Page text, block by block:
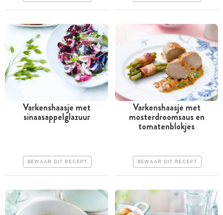
Minder dan 30 minuten
Makkelijk
Varkenshaasje met
sinaasappelglazuur
BEWAAR DIT RECEPT
Minder dan 30 minuten
Erg makkelijk
Varkenshaasje met
mosterdroomsaus en
tomatenblokjes
BEWAAR DIT RECEPT